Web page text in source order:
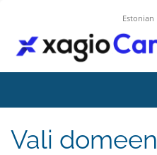
Estonian
Vali domeen